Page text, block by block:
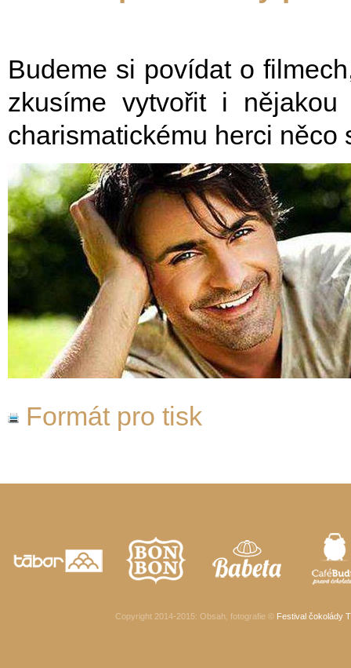
Budeme si povídat o
zkusíme vytvořit i
charismatickému herci něco
Formát pro tisk
Copyright 2014-2015: Obsah, fotografie © Festival čokolády